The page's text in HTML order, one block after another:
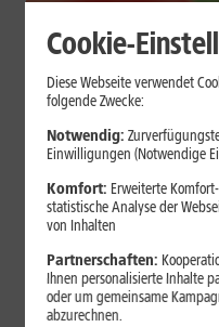
Geräte & Hardware
Smartwatch
unterstützt
Eine Smartwatch macht
sichtbar. Erfahre, wie Du
keine medizinische
Mehr erfahren
Cookie-
Diese Webseite verwendet
folgende Zwecke:
Notwendig:
Einwilligungen (Notwendige
Komfort: Erweiterte
statistische Analyse der
von Inhalten
Partnerschaften:
Ihnen personalisierte Inhalte
oder um gemeinsame
abzurechnen.